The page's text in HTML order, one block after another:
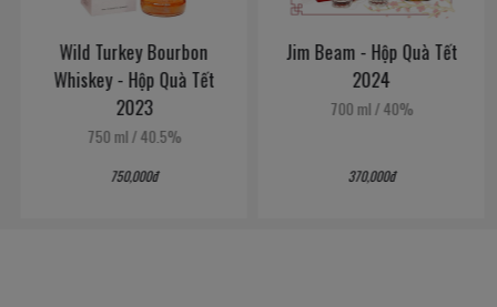
Wild Turkey Bourbon
Whiskey - Hộp Quà Tết
2023
750 ml/40.5%
750,000đ
Jim Beam - Hộp Quà Tết
2024
700 ml/40%
370,000đ